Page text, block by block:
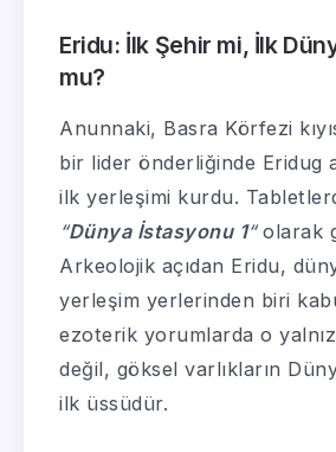
Eridu: İlk Şehir mi, İlk
mu?
Anunnaki, Basra Körfezi
bir lider önderliğinde Eridug
ilk yerleşimi kurdu.
“Dünya İstasyonu 1“olarak
Arkeolojik açıdan Eridu,
yerleşim yerlerinden biri
ezoterik yorumlarda o
değil, göksel varlıkların
ilk üssüdür.